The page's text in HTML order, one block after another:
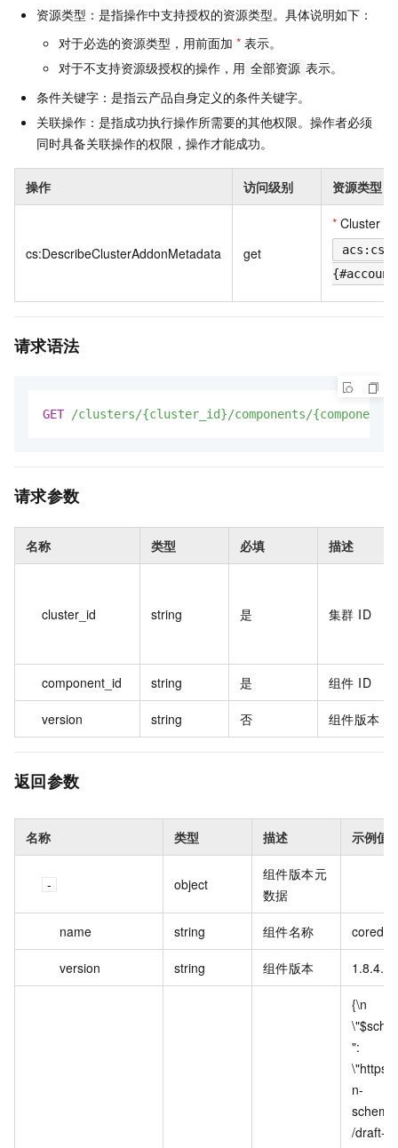
资源类型：是指操作中支持授权的资源类型。具体说明如下：
对于必选的资源类型，用前面加 * 表示。
对于不支持资源级授权的操作，用 全部资源 表示。
条件关键字：是指云产品自身定义的条件关键字。
关联操作：是指成功执行操作所需要的其他权限。操作者必须
同时具备关联操作的权限，操作才能成功。
操作 访问级别 资源类型
cs:DescribeClusterAddonMetadata get
* Cluster
请求语法
GET /clusters/{cluster_id}/components/
请求参数
名称 类型 必填 描述
cluster_id string 是 集群 ID
component_id string 是 组件 ID
version string 否 组件版本
返回参数
名称 类型 描述 示例值
object
组件版本元
数据
name string 组件名称 coredns
version string 组件版本 1.8.4.1
{\n
":
n-
/draft-